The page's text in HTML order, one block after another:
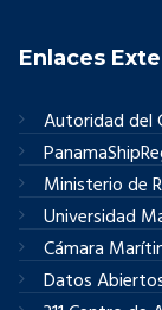
Enlaces
Autoridad del
Ministerio de
Universidad
Cámara
Datos